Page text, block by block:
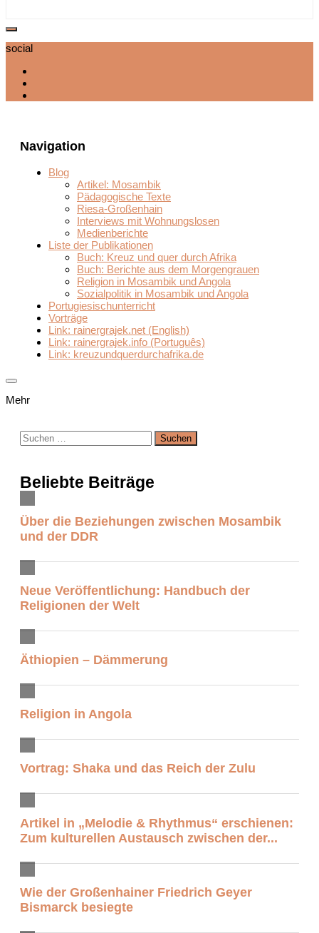
social
Navigation
Blog
Artikel: Mosambik
Pädagogische Texte
Riesa-Großenhain
Interviews mit Wohnungslosen
Medienberichte
Liste der Publikationen
Buch: Kreuz und quer durch Afrika
Buch: Berichte aus dem Morgengrauen
Religion in Mosambik und Angola
Sozialpolitik in Mosambik und Angola
Portugiesischunterricht
Vorträge
Link: rainergrajek.net (English)
Link: rainergrajek.info (Português)
Link: kreuzundquerdurchafrika.de
Mehr
Suchen
nach:
Beliebte Beiträge
Über die Beziehungen zwischen Mosambik
und der DDR
Neue Veröffentlichung: Handbuch der
Religionen der Welt
Äthiopien – Dämmerung
Religion in Angola
Vortrag: Shaka und das Reich der Zulu
Artikel in „Melodie & Rhythmus“ erschienen:
Zum kulturellen Austausch zwischen der...
Wie der Großenhainer Friedrich Geyer
Bismarck besiegte